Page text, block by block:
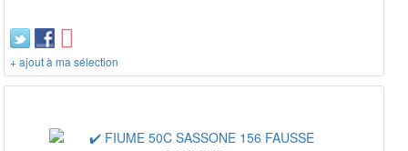
+ ajout à ma sélection